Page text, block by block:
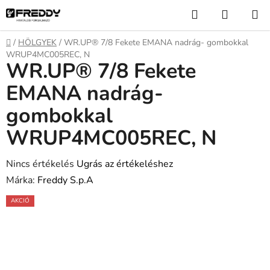
Ugrás
fő
tartalomhoz
KeresésKOSÁR
Kezdőlap
/ HÖLGYEK / WR.UP® 7/8 Fekete EMANA nadrág- gombokkal
WRUP4MC005REC, N
WR.UP® 7/8 Fekete
EMANA nadrág-
gombokkal
WRUP4MC005REC, N
A
termék
átlagos
Nincs értékelés Ugrás az értékeléshez
Márka: Freddy S.p.A
AKCIÓ